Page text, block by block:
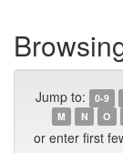
Jump to: 0-9
M
N O
or enter first